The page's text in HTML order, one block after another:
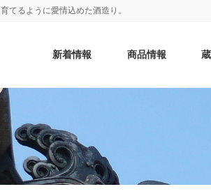
てるように愛情込めた酒造り。
新着情報 商品情報